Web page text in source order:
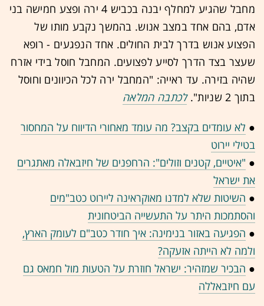
מחבל שהגיע למחלף יבנה בכביש 4 ירה ופצע חמישה בני
אדם, בהם אחד במצב אנוש. בהמשך נקבע מותו של
הפצוע אנוש בדרך לבית החולים. אחד הנפגעים - רופא
שעצר בצד הדרך לסייע לפצועים. המחבל חוסל בידי אזרח
שהיה בזירה. עד ראייה: "המחבל ירה לכל הכיוונים וחוסל
בתוך 2 שניות".
לכתבה המלאה
● לא עומדים בקצב? מה עומד מאחורי הדיווח על המחסור
בטילי יירוט
● "איטיים, קטנים וזולים": הרחפנים של חיזבאלה מאתגרים
את ישראל
● השיטות שלא למדנו מאוקראינה ליירוט כטב"מים
והסתמכות היתר על התעשייה הביטחונית
● הפגיעה באזור בנימינה: איך חודר כטב"ם לעומק הארץ,
ולמה לא הייתה אזעקה?
● הבכיר שמזהיר: ישראל חוזרת על הטעות מול חמאס גם
עם חיזבאללה